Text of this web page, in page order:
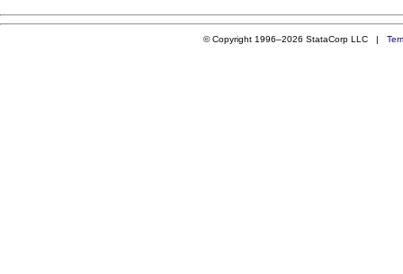
© Copyright 1996–2026 StataCorp LLC |